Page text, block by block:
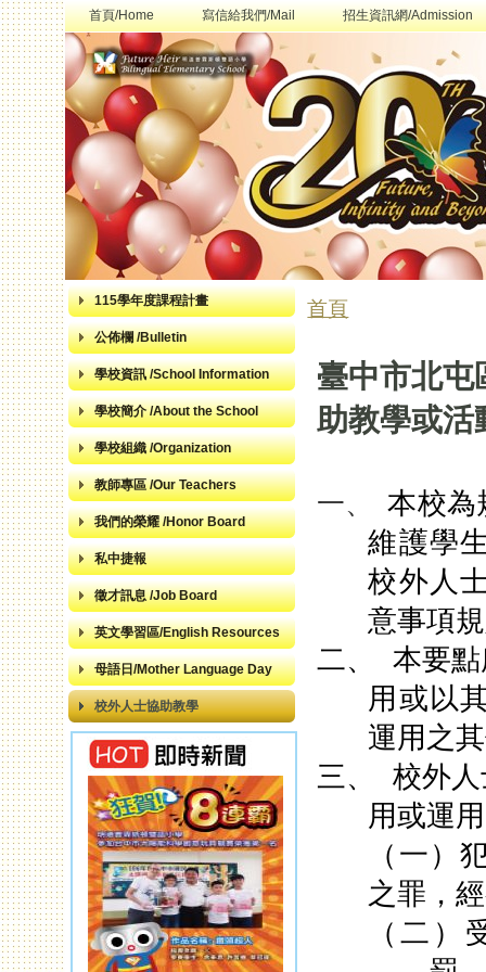
首頁/Home 寫信給我們/Mail 招生資訊網/Admission
115學年度課程計畫
公佈欄 /Bulletin
學校資訊 /School Information
學校簡介 /About the School
學校組織 /Organization
教師專區 /Our Teachers
我們的榮耀 /Honor Board
私中捷報
徵才訊息 /Job Board
英文學習區/English Resources
母語日/Mother Language Day
校外人士協助教學
您在這裡
首頁
臺中市北屯
助教學或活
一、
本校為
維護學
校外人
意事項
二、
本要
用或以
運用之
三、
校外
用或運
（一）
之罪，
（二